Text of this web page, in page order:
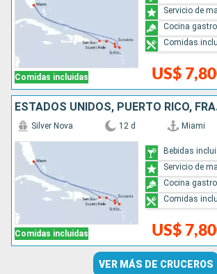
Comidas incluidas US$
Servicio de
Cocina
Comidas
Comidas incluidas
Silver Nova 12 d Miami
US$
Bebidas
Servicio de
Cocina
Comidas
VER MÁS DE CRUCEROS